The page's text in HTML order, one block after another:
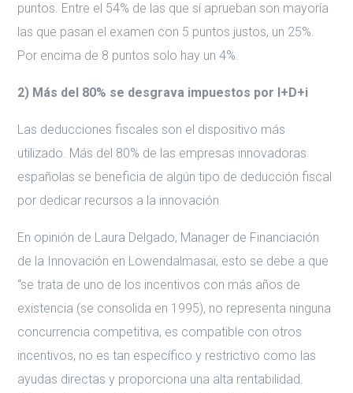
puntos. Entre el 54% de las que sí aprueban son mayoría
las que pasan el examen con 5 puntos justos, un 25%.
Por encima de 8 puntos solo hay un 4%.
2) Más del 80% se desgrava impuestos por I+D+i
Las deducciones fiscales son el dispositivo más
utilizado. Más del 80% de las empresas innovadoras
españolas se beneficia de algún tipo de deducción fiscal
por dedicar recursos a la innovación.
En opinión de Laura Delgado, Manager de Financiación
de la Innovación en Lowendalmasaï, esto se debe a que
“se trata de uno de los incentivos con más años de
existencia (se consolida en 1995), no representa ninguna
concurrencia competitiva, es compatible con otros
incentivos, no es tan específico y restrictivo como las
ayudas directas y proporciona una alta rentabilidad.